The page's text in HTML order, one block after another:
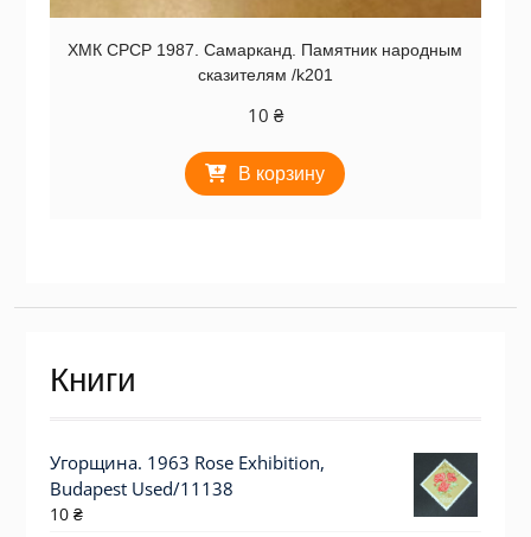
ХМК СРСР 1987. Самарканд. Памятник народным
сказителям /k201
10 ₴
В корзину
Книги
Угорщина. 1963 Rose Exhibition,
Budapest Used/11138
10 ₴